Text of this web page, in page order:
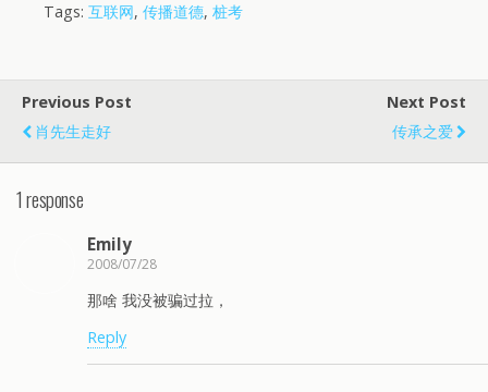
Tags: 互联网, 传播道德, 桩考
Previous Post
肖先生走好
Next Post
传承之爱
1 response
Emily
2008/07/28
那啥 我没被骗过拉，
Reply